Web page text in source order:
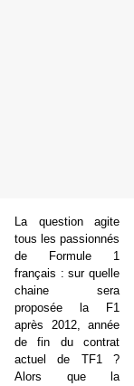
La question agite
tous les passionnés
de Formule 1
français : sur quelle
chaine sera
proposée la F1
après 2012, année
de fin du contrat
actuel de TF1 ?
Alors que la